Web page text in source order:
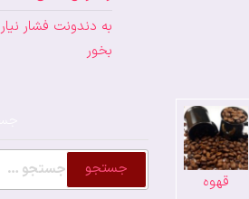
به دندونت فشار
بخور
قهوه
جستجو
برای: